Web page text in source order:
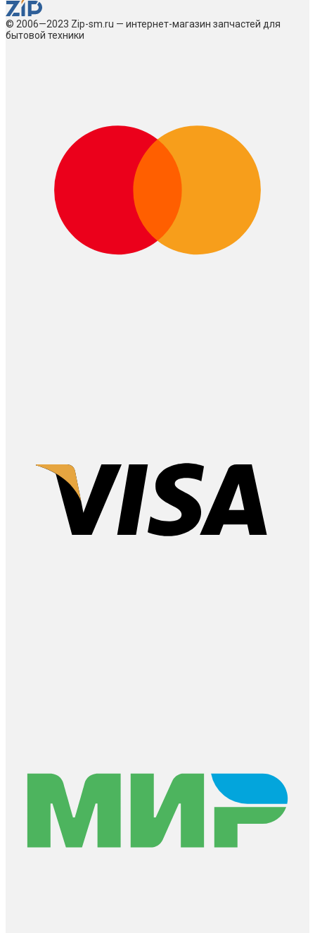
© 2006—2023 Zip-sm.ru — интернет-магазин запчастей для
бытовой техники